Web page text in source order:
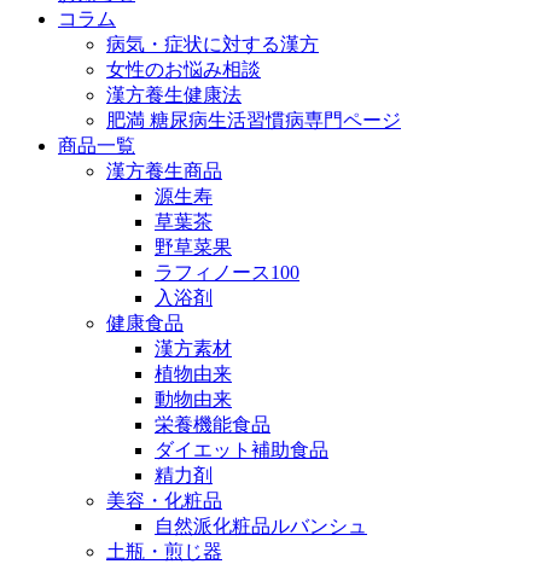
コラム
病気・症状に対する漢方
女性のお悩み相談
漢方養生健康法
肥満 糖尿病生活習慣病専門ページ
商品一覧
漢方養生商品
源生寿
草葉茶
野草菜果
ラフィノース100
入浴剤
健康食品
漢方素材
植物由来
動物由来
栄養機能食品
ダイエット補助食品
精力剤
美容・化粧品
自然派化粧品ルバンシュ
土瓶・煎じ器